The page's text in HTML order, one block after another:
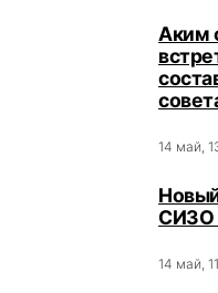
Аким
14 май,
СИЗО
14 май,